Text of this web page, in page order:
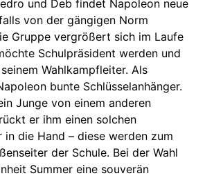
und Deb findet Napoleon neue
von der gängigen Norm
Gruppe vergrößert sich im Laufe
Schulpräsident werden und
Wahlkampfleiter. Als
bunte Schlüsselanhänger.
Junge von einem anderen
er ihm einen solchen
in die Hand – diese werden zum
der Schule. Bei der Wahl
Summer eine souverän